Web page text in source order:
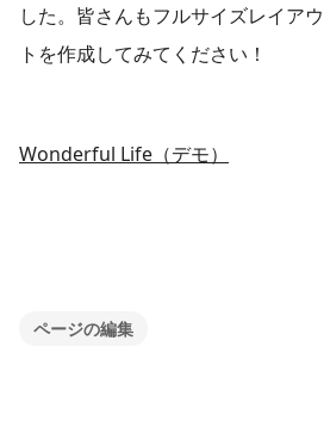
した。皆さんもフルサイズレイア
トを作成してみてください！
Wonderful Life（デモ）
ページの編集